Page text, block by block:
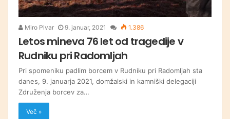
Miro Pivar 9. januar, 2021 1.386
Letos mineva 76 let od tragedije v
Rudniku pri Radomljah
Pri spomeniku padlim borcem v Rudniku pri Radomljah sta
danes, 9. januarja 2021, domžalski in kamniški delegaciji
Združenja borcev za…
Več »